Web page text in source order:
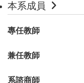
本系成員
專任教師
兼任教師
系諮商師